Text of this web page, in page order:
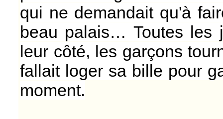
qui ne demandait qu'à
beau palais… Toutes
leur côté, les garçons
fallait loger sa bille pour
moment.